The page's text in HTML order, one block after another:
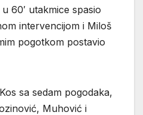
60′ utakmice spasio
intervencijom i Miloš
pogotkom postavio
sa sedam pogodaka,
Muhović i